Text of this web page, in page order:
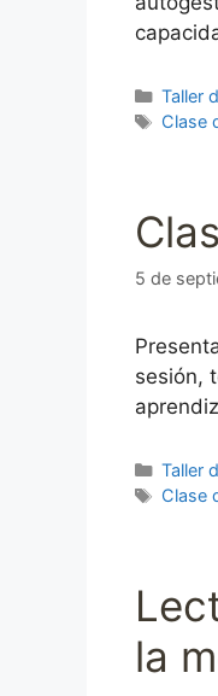
Taller
Clase
5 de
sesión,
Taller
Clase
la